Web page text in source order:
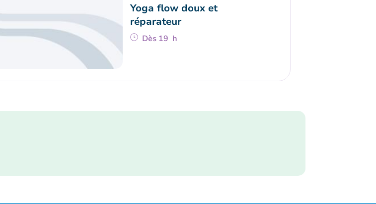
Yoga flow doux et
réparateur
Dès 19 h